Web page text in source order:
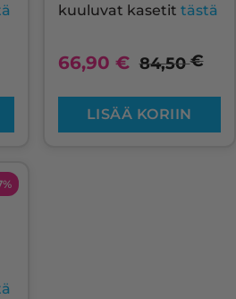
kuuluvat kasetit tästä
66,90 € 84,50€
LISÄÄ KORIIN